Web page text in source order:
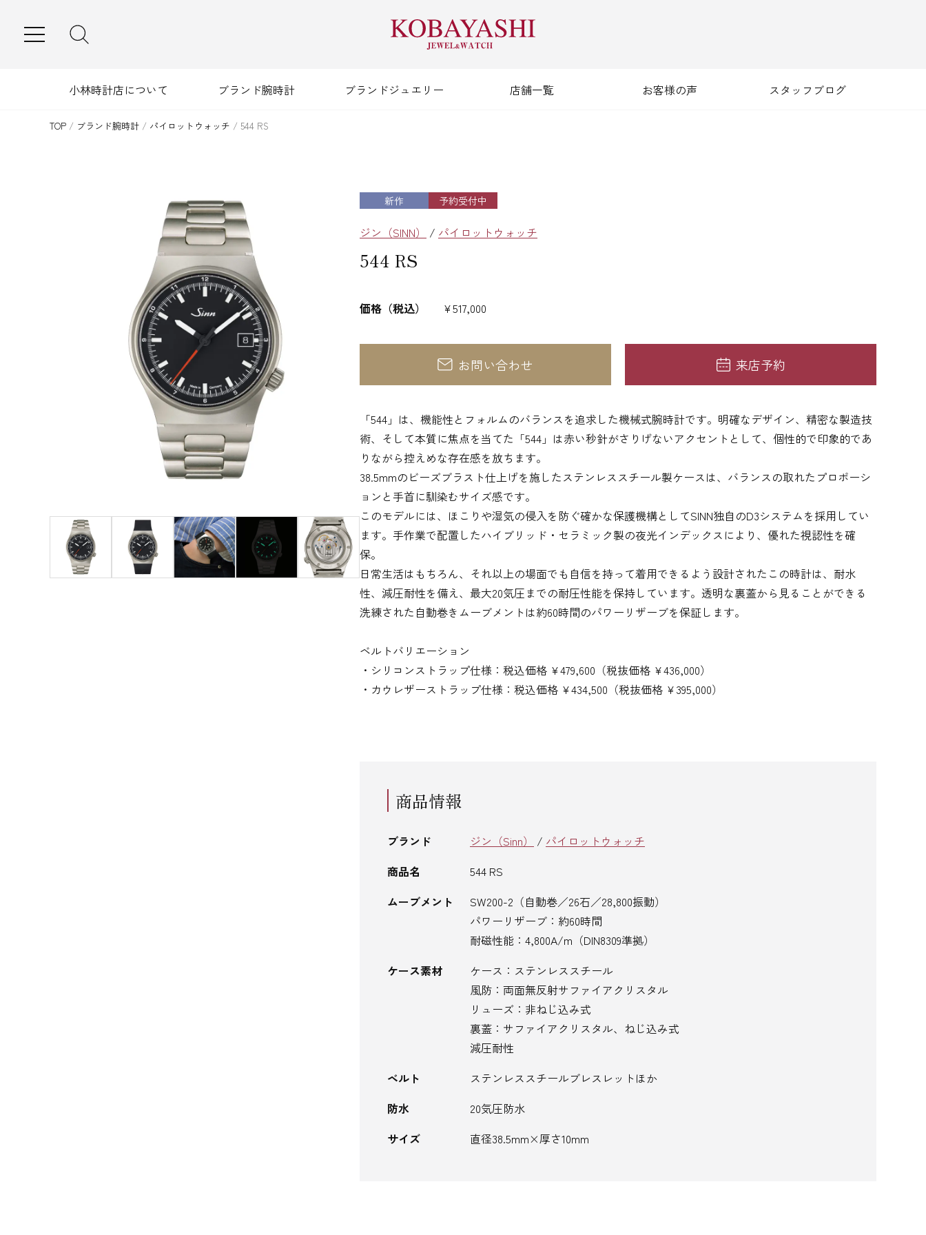
小林時計店について ブランド腕時計 ブランドジュエリー 店舗一覧 お客様の声 スタッフブログ
TOP / ブランド腕時計 / パイロットウォッチ / 544 RS
新作 予約受付中
ジン（SINN） / パイロットウォッチ
544 RS
価格（税込） ¥517,000
お問い合わせ 来店予約
「544」は、機能性とフォルムのバランスを追求した機械式腕時計です。明確なデザイン、精密な製造技
術、そして本質に焦点を当てた「544」は赤い秒針がさりげないアクセントとして、個性的で印象的であ
りながら控えめな存在感を放ちます。
38.5mmのビーズブラスト仕上げを施したステンレススチール製ケースは、バランスの取れたプロポーシ
ョンと手首に馴染むサイズ感です。
このモデルには、ほこりや湿気の侵入を防ぐ確かな保護機構としてSINN独自のD3システムを採用してい
ます。手作業で配置したハイブリッド・セラミック製の夜光インデックスにより、優れた視認性を確
保。
日常生活はもちろん、それ以上の場面でも自信を持って着用できるよう設計されたこの時計は、耐水
性、減圧耐性を備え、最大20気圧までの耐圧性能を保持しています。透明な裏蓋から見ることができる
洗練された自動巻きムーブメントは約60時間のパワーリザーブを保証します。
ベルトバリエーション
・シリコンストラップ仕様：税込価格 ¥479,600（税抜価格 ¥436,000）
・カウレザーストラップ仕様：税込価格 ¥434,500（税抜価格 ¥395,000）
商品情報
ブランド ジン（Sinn） / パイロットウォッチ
商品名
544 RS
ムーブメント
SW200-2（自動巻／26石／28,800振動）
パワーリザーブ：約60時間
耐磁性能：4,800A/m（DIN8309準拠）
ケース素材
ケース：ステンレススチール
風防：両面無反射サファイアクリスタル
リューズ：非ねじ込み式
裏蓋：サファイアクリスタル、ねじ込み式
減圧耐性
ベルト
ステンレススチールブレスレットほか
防水
20気圧防水
サイズ
直径38.5mm×厚さ10mm